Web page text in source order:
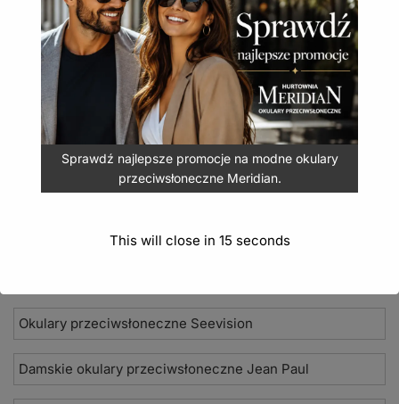
nowoczesnym designem.
Okulary przeciwsłoneczne Bizze polaryzacja POL-
208
24,90zł ( 30,63 z VAT)
DODAJ DO KOSZYKA
Okulary przeciwsłoneczne Seevision
Damskie okulary przeciwsłoneczne Jean Paul
Sprawdź najlepsze promocje na modne okulary
przeciwsłoneczne Meridian.
This will close in 15 seconds